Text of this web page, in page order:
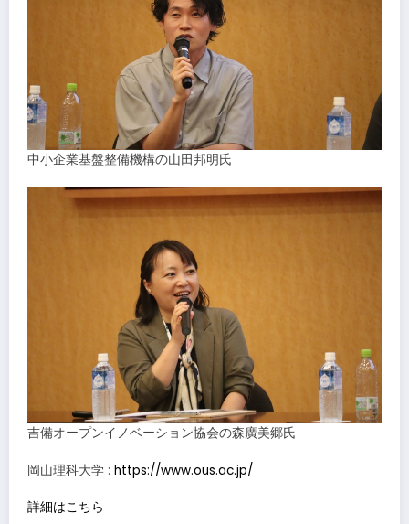
中小企業基盤整備機構の山田邦明氏
吉備オープンイノベーション協会の森廣美郷氏
岡山理科大学 : https://www.ous.ac.jp/
詳細はこちら